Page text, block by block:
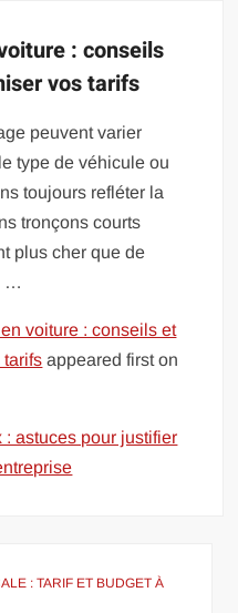
: conseils
vos tarifs
peuvent varier
type de véhicule ou
toujours refléter la
tronçons courts
plus cher que de
…
voiture : conseils et
tarifs appeared first on
: astuces pour justifier
: TARIF ET BUDGET À